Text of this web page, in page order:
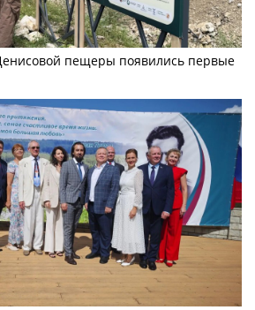
пещеры появились первые